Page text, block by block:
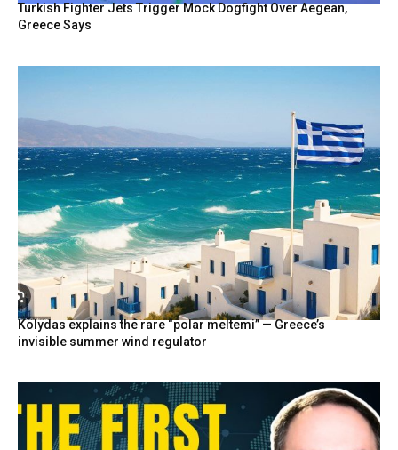
Turkish Fighter Jets Trigger Mock Dogfight Over Aegean,
Greece Says
Kolydas explains the rare “polar meltemi” — Greece’s
invisible summer wind regulator